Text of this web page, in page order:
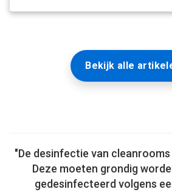
Bekijk alle
"De desinfectie van
Deze moeten grondig
gedesinfecteerd volgens